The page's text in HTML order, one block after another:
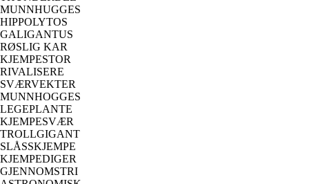
MUNNHUGGES
HIPPOLYTOS
GALIGANTUS
RØSLIG KAR
KJEMPESTOR
RIVALISERE
SVÆRVEKTER
MUNNHOGGES
LEGEPLANTE
KJEMPESVÆR
TROLLGIGANT
SLÅSSKJEMPE
KJEMPEDIGER
GJENNOMSTRI